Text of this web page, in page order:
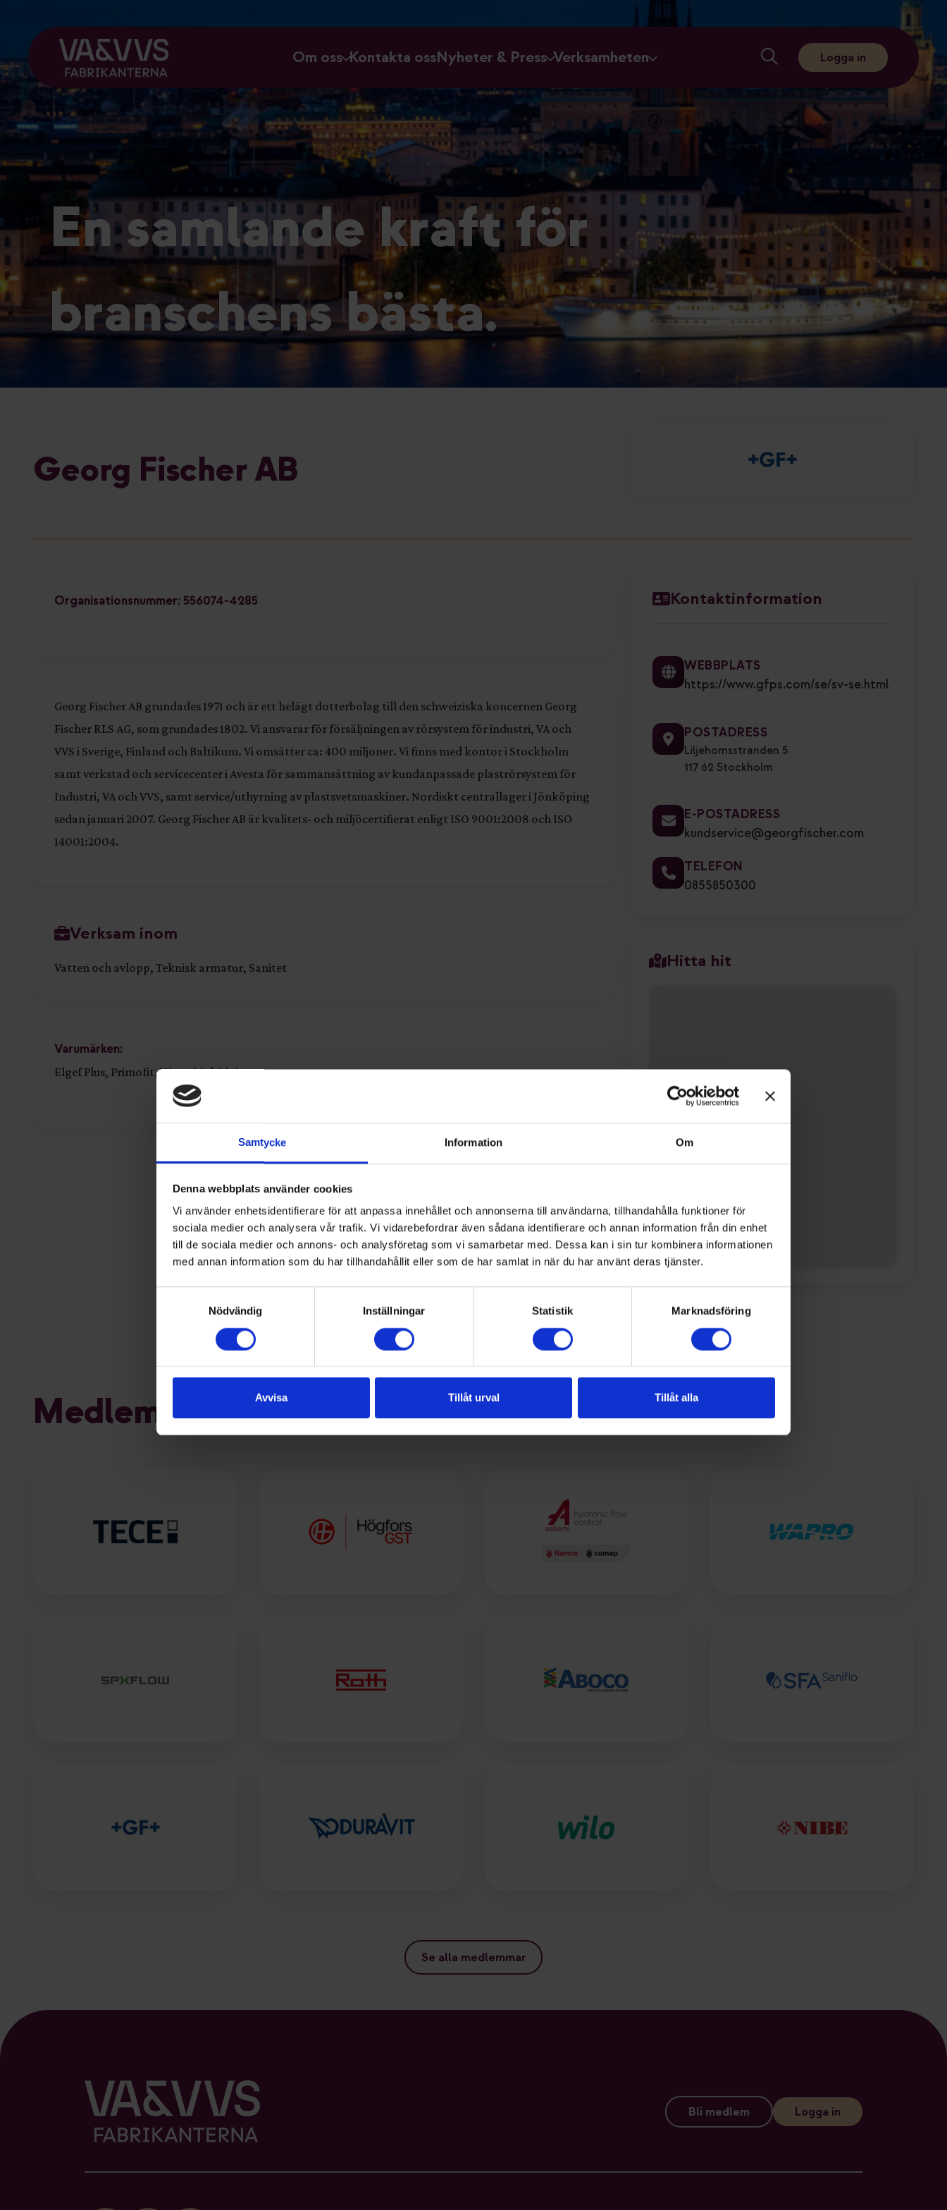
Samtycke Information Om
Denna webbplats använder cookies
Vi använder enhetsidentifierare för att anpassa innehållet och annonserna till användarna, tillhandahålla funktioner för
sociala medier och analysera vår trafik. Vi vidarebefordrar även sådana identifierare och annan information från din enhet
till de sociala medier och annons- och analysföretag som vi samarbetar med. Dessa kan i sin tur kombinera informationen
med annan information som du har tillhandahållit eller som de har samlat in när du har använt deras tjänster.
Nödvändig
Inställningar Statistik Marknadsföring
Avvisa Tillåt urval Tillåt alla
Om oss Kontakta ossNyheter & Press Verksamheten Logga in
En samlande kraft för
branschens bästa.
Georg Fischer AB
Organisationsnummer: 556074-4285
Georg Fischer AB grundades 1971 och är ett helägt dotterbolag till den schweiziska koncernen Georg
Fischer RLS AG, som grundades 1802. Vi ansvarar för försäljningen av rörsystem för industri, VA och
VVS i Sverige, Finland och Baltikum. Vi omsätter ca: 400 miljoner. Vi finns med kontor i Stockholm
samt verkstad och servicecenter i Avesta för sammansättning av kundanpassade plaströrsystem för
Industri, VA och VVS, samt service/uthyrning av plastsvetsmaskiner. Nordiskt centrallager i Jönköping
sedan januari 2007. Georg Fischer AB är kvalitets- och miljöcertifierat enligt ISO 9001:2008 och ISO
14001:2004.
Verksam inom
Vatten och avlopp, Teknisk armatur, Sanitet
Varumärken:
Elgef Plus, Primofit, Waga Multi-joint
Kontaktinformation
WEBBPLATS
https://www.gfps.com/se/sv-se.html
POSTADRESS
Liljehomsstranden 5
117 62 Stockholm
E-POSTADRESS
kundservice@georgfischer.com
TELEFON
0855850300
Hitta hit
Medlemmar
Se alla medlemmar
Bli medlem Logga in